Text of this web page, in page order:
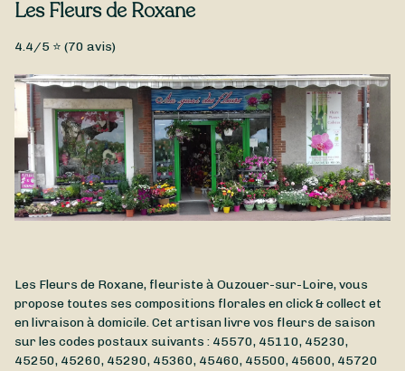
Type de fleurs
Pour fêter le 1er Mai comme il se doit, Les Fleurs de Roxane
vous a concocté un joli bouquet composé de muguet et de
fleurs de saison. Faites livrer votre Bouquet 1er Mai à
Ouzouer-sur-Loire et dans les environs.
jours, et taillez les tiges en biseau par la même occasion.
Les Fleurs de Roxane
4.4/5 ⭐ (70 avis)
Les Fleurs de Roxane, fleuriste à Ouzouer-sur-Loire, vous
propose toutes ses compositions florales en click & collect et
en livraison à domicile. Cet artisan livre vos fleurs de saison
sur les codes postaux suivants : 45570, 45110, 45230,
45250, 45260, 45290, 45360, 45460, 45500, 45600, 45720